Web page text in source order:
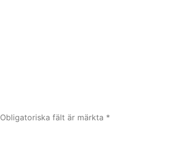
Obligatoriska fält är märkta *